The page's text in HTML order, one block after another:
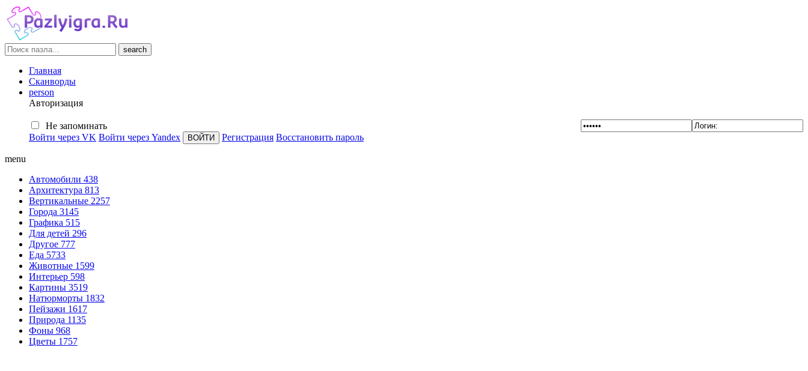
search
Главная
Сканворды
person
Авторизация
Не запоминать
Войти через VK Войти через Yandex Регистрация Восстановить пароль
menu
Автомобили 438
Архитектура 813
Вертикальные 2257
Города 3145
Графика 515
Для детей 296
Другое 777
Еда 5733
Животные 1599
Интерьер 598
Картины 3519
Натюрморты 1832
Пейзажи 1617
Природа 1135
Фоны 968
Цветы 1757